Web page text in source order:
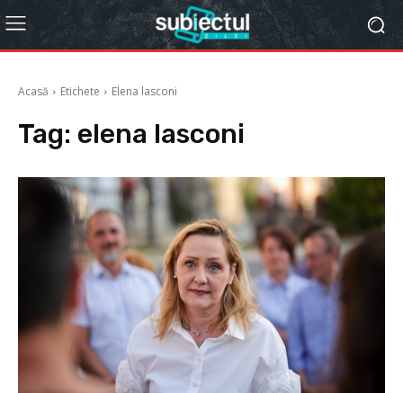
Acasă Etichete Elena lasconi
Tag: elena lasconi